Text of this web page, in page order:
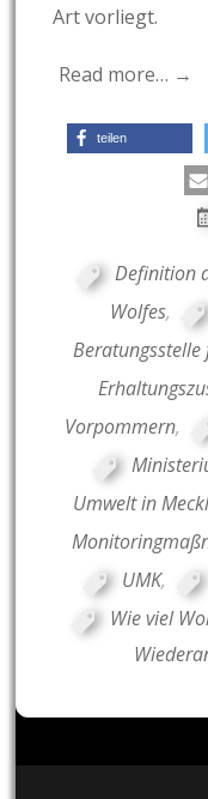
Art vorliegt.
Read more… →
teilen
Definition
Wolfes,
Vorpommern,
Umwelt in
UMK,
Wie viel